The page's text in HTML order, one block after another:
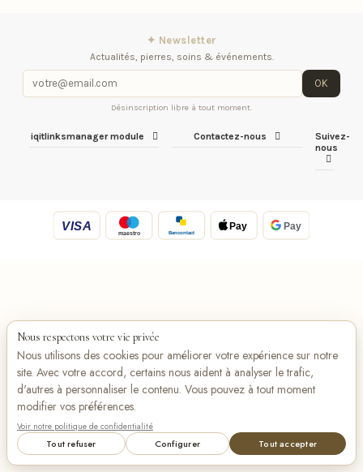
✦ Newsletter
Actualités, pierres, soins & événements.
OK
Désinscription libre à tout moment.
iqitlinksmanager module Contactez-nous
Suivez-
nous
VISA
maestro Bancontact
Pay Pay
Nous respectons votre vie privée
Nous utilisons des cookies pour améliorer votre expérience sur notre
site. Avec votre accord, certains nous aident à analyser le trafic,
d'autres à personnaliser le contenu. Vous pouvez à tout moment
modifier vos préférences.
Voir notre politique de confidentialité
Tout refuser Configurer Tout accepter